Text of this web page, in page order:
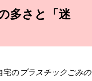
多さと「迷
宅のプラスチックごみの